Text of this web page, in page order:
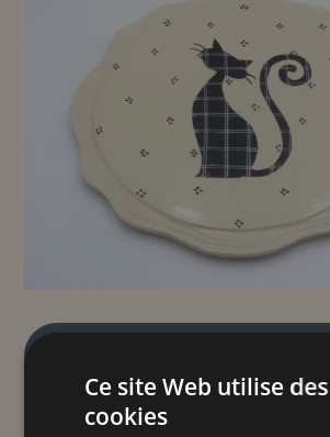
35,00€TTC
Ce site Web utilise des
cookies